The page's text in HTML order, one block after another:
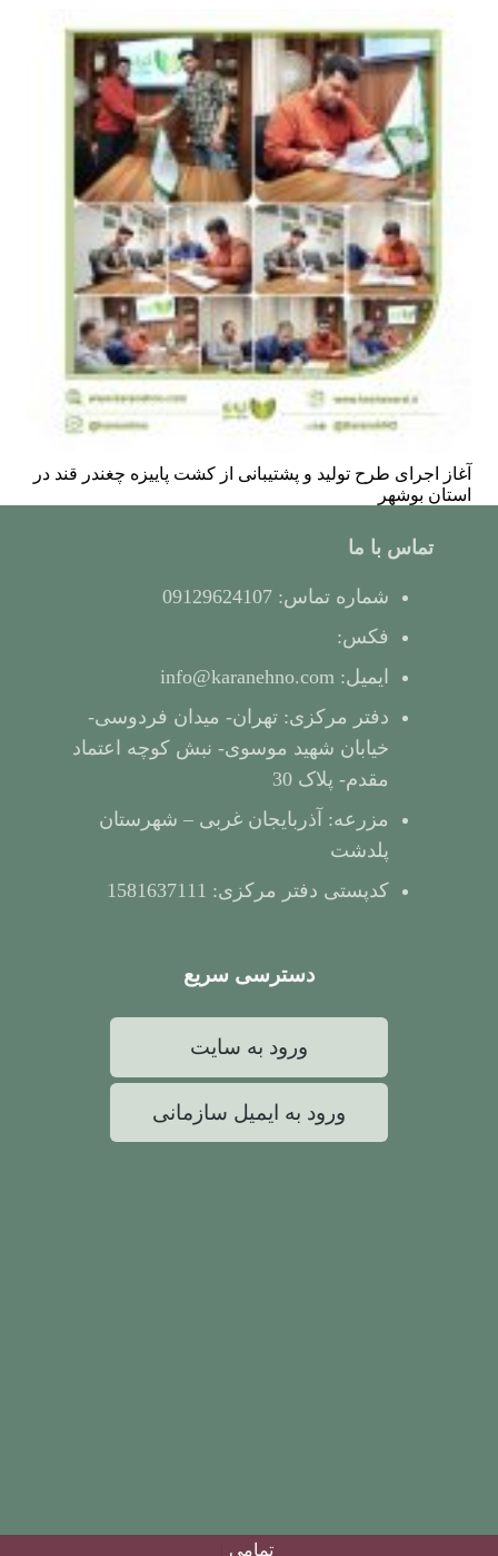
آغاز اجرای طرح تولید و پشتیبانی از کشت پاییزه چغندر قند در
استان بوشهر
تماس با ما
شماره تماس: 09129624107
فکس:
ایمیل: info@karanehno.com
دفتر مرکزی: تهران- میدان فردوسی-
خیابان شهید موسوی- نبش کوچه اعتماد
مقدم- پلاک 30
مزرعه: آذربایجان غربی – شهرستان
پلدشت
کدپستی دفتر مرکزی: 1581637111
دسترسی سریع
ورود به سایت
ورود به ایمیل سازمانی
تمامی حقوق این سایت متعلق